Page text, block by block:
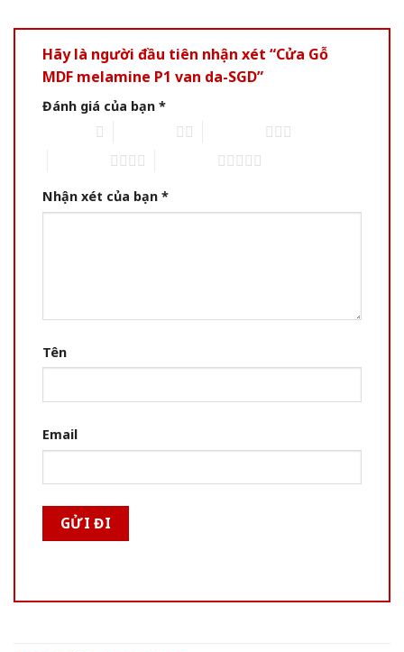
Hãy là người đầu tiên nhận xét “Cửa Gỗ
MDF melamine P1 van da-SGD”
Đánh giá của bạn *
Nhận xét của bạn *
Tên
Email